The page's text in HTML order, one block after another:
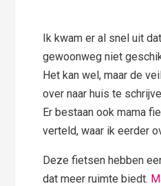
Ik kwam er al snel uit
gewoonweg niet
Het kan wel, maar de
over naar huis te
Er bestaan ook mama
verteld, waar ik eerder
Deze fietsen hebben
dat meer ruimte biedt.